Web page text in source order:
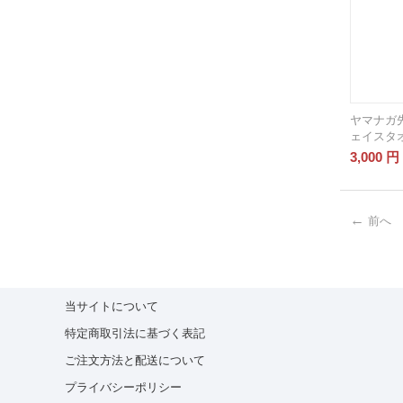
ヤマナ
ェイスタ
3,000 円
前へ
当サイトについて
特定商取引法に基づく表記
ご注文方法と配送について
プライバシーポリシー